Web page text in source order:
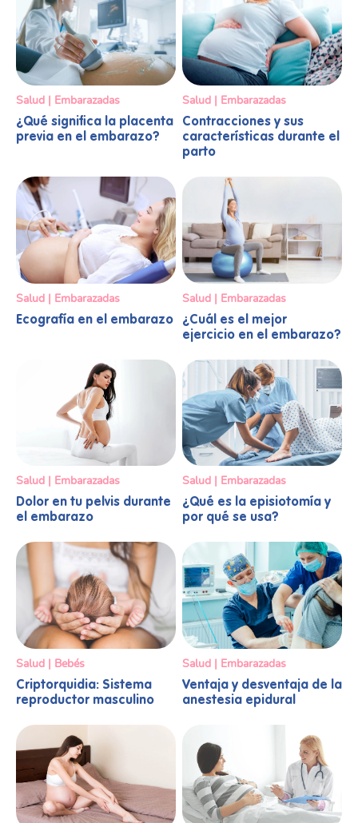
Salud | Embarazadas
¿Qué significa la placenta
previa en el embarazo?
Salud | Embarazadas
Contracciones y sus
características durante el
parto
Salud | Embarazadas
Ecografía en el embarazo
Salud | Embarazadas
¿Cuál es el mejor
ejercicio en el embarazo?
Salud | Embarazadas
Dolor en tu pelvis durante
el embarazo
Salud | Embarazadas
¿Qué es la episiotomía y
por qué se usa?
Salud | Bebés
Criptorquidia: Sistema
reproductor masculino
Salud | Embarazadas
Ventaja y desventaja de la
anestesia epidural